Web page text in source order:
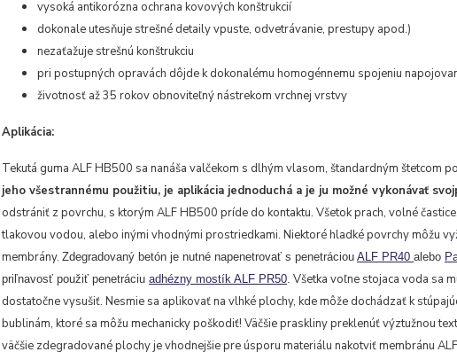
vysoká antikorózna ochrana kovových konštrukcií
dokonale utesňuje strešné detaily vpuste, odvetrávanie, prestupy apod.)
nezaťažuje strešnú konštrukciu
pri postupných opravách dôjde k dokonalému homogénnemu spojeniu
životnosť až 35 rokov obnoviteľný nástrekom vrchnej vrstvy
Aplikácia:
Tekutá guma ALF HB500 sa nanáša valčekom s dlhým vlasom, štandardným štetcom
jeho všestrannému použitiu, je aplikácia jednoduchá a je ju možné vykonávať
odstrániť z povrchu, s ktorým ALF HB500 príde do kontaktu. Všetok prach, volné
tlakovou vodou, alebo inými vhodnými prostriedkami. Niektoré hladké povrchy môžu
membrány. Zdegradovaný betón je nutné napenetrovať s penetráciou ALF PR40 alebo
priľnavosť použiť penetráciu adhézny mostík ALF PR50. Všetka voľne stojaca voda sa
dostatočne vysušiť. Nesmie sa aplikovať na vlhké plochy, kde môže dochádzať k
bublinám, ktoré sa môžu mechanicky poškodiť! Väčšie praskliny preklenúť výztužnou
väčšie zdegradované plochy je vhodnejšie pre úsporu materiálu nakotviť membránu